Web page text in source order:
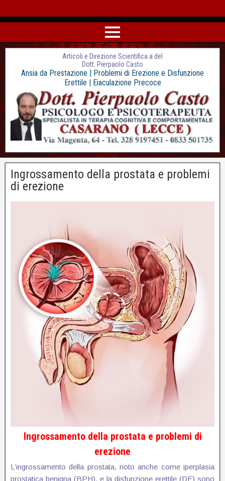
Articoli e Direzione Scientifica a del
Dott. Pierpaolo Casto
Ansia da Prestazione | Problemi di Erezione e Disfunzione
Erettile | Eiaculazione Precoce
Ingrossamento della prostata e problemi
di erezione
Ingrossamento della prostata e problemi di
erezione
L’ingrossamento della prostata, noto anche come iperplasia
prostatica benigna (BPH), e la disfunzione erettile (DE) sono